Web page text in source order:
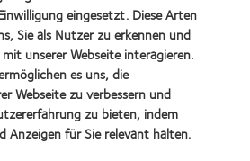
eingesetzt. Diese Arten
Sie als Nutzer zu erkennen und
unserer Webseite interagieren.
es uns, die
Webseite zu verbessern und
zu bieten, indem
Anzeigen für Sie relevant halten.